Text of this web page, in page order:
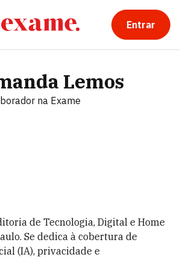
Entrar
Lemos
na Exame
de Tecnologia, Digital e Home
Se dedica à cobertura de
(IA), privacidade e